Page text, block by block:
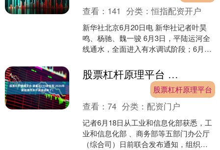
查看： 141 分类：恒指配资开户
新华社北京6月20日电 新华社记者叶昊
鸣、杨驰、魏一骏 6月3日，平陆运河全
线通水，全面进入有水调试阶段；6月8
近一段时间以来....
股票杠杆原理平台 涵盖这155款车型&#32;2026年新能源汽车下乡活动来了！
股票杠杆原理平台
查看：74 分类：配资门户
记者6月18日从工业和信息化部获悉，工
业和信息化部 、商务部等五部门办公厅
（综合司）日前联合发布通知，组织开